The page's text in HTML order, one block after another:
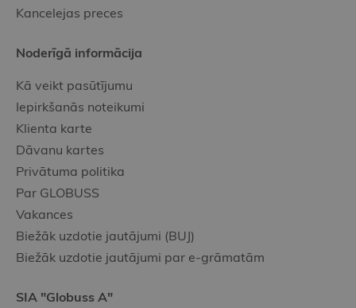
Kancelejas preces
Noderīgā informācija
Kā veikt pasūtījumu
Iepirkšanās noteikumi
Klienta karte
Dāvanu kartes
Privātuma politika
Par GLOBUSS
Vakances
Biežāk uzdotie jautājumi (BUJ)
Biežāk uzdotie jautājumi par e-grāmatām
SIA "Globuss A"